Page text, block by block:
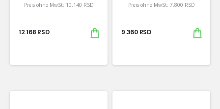
Preis ohne MwSt: 10.140 RSD
12.168 RSD
Preis ohne MwSt: 7.800 RSD
9.360 RSD